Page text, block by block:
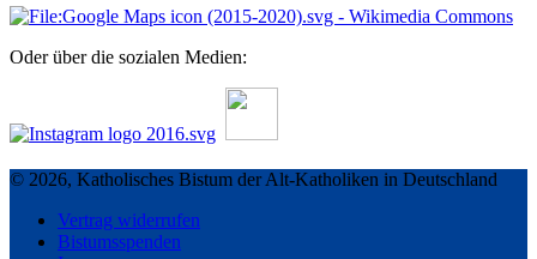
Oder über die sozialen Medien:
© 2026, Katholisches Bistum der Alt-Katholiken in Deutschland
Vertrag widerrufen
Bistumsspenden